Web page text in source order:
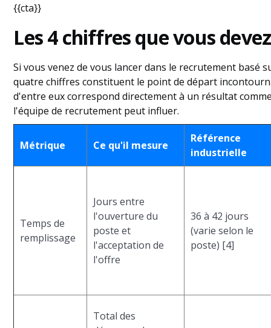
{{cta}}
Les 4chiffres quevous
Si vous venez de vous lancer dans le recrutement basé
quatre chiffres constituent le point de départ
d'entre eux correspond directement à un résultat
l'équipe de recrutement peut influer.
Métrique Ce qu'il mesure
Référence
industrielle
Temps de
remplissage
Jours entre
l'ouverture du
poste et
l'acceptation de
l'offre
36 à 42 jours
(varie selon le
poste) [4]
Total des